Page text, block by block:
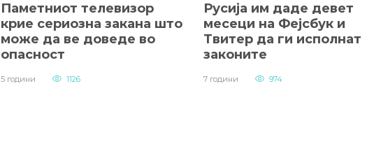
Паметниот телевизор
крие сериозна закана што
може да ве доведе во
опасност
5 години 1126
Русија им даде девет
месеци на Фејсбук и
Твитер да ги исполнат
законите
7 години 974